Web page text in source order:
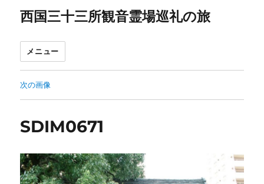
西国三十三所観音霊場巡礼の旅
メニュー
次の画像
SDIM0671